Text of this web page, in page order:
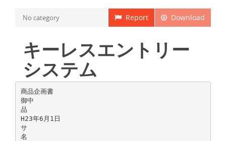
Download
Report
No category
キーレスエントリー
システム
商品企画書
御中
品
H23年6月1日
サ
名